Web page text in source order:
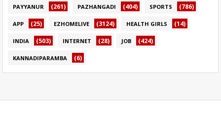
PAYYANUR (261) PAZHANGADI (404) SPORTS (786)
APP (25) EZHOMELIVE (3124) HEALTH GIRLS (14)
INDIA (503) INTERNET (28) JOB (424)
KANNADIPARAMBA (6)